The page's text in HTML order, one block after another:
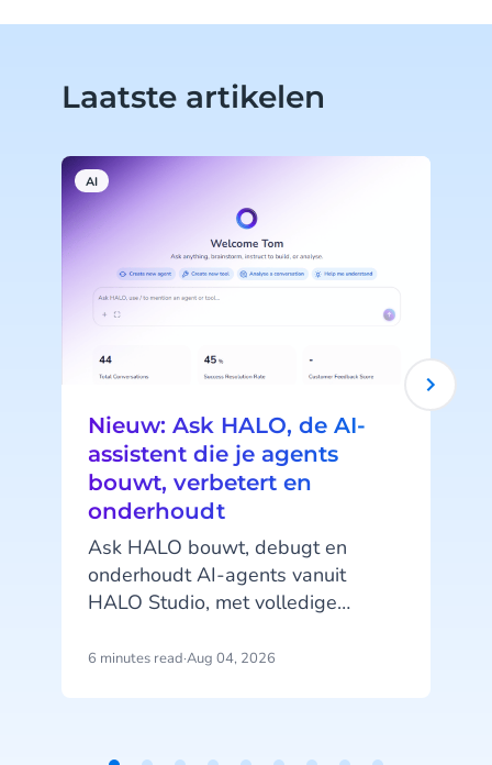
Laatste artikelen
AI
Nieuw: Ask HALO, de AI-
assistent die je agents
bouwt, verbetert en
onderhoudt
Ask HALO bouwt, debugt en
onderhoudt AI-agents vanuit
HALO Studio, met volledige
gespreksgeschiedenis. Ontdek hoe
6 minutes read·Aug 04, 2026